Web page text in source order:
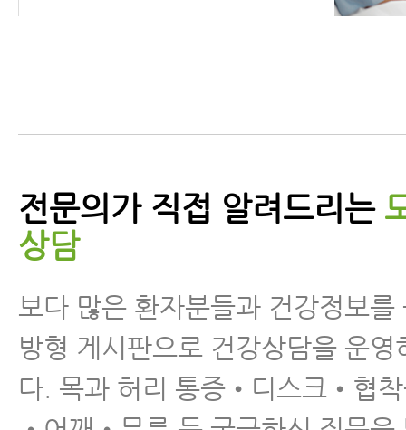
드립니다
구안와사에 대해 꼭 알아야 할
8가지
전문의가 직접 알려드리는
상담
보다 많은 환자분들과 건강정보를
방형 게시판으로 건강상담을 운영
다. 목과 허리 통증•디스크•협